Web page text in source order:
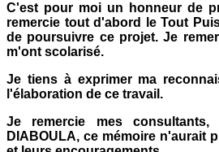
C'est pour moi un honneur de
remercie tout d'abord le Tout
de poursuivre ce projet. Je
m'ont scolarisé.
Je tiens à exprimer ma
l'élaboration de ce travail .
Je remercie mes
DIABOULA, ce mémoire n'aurait